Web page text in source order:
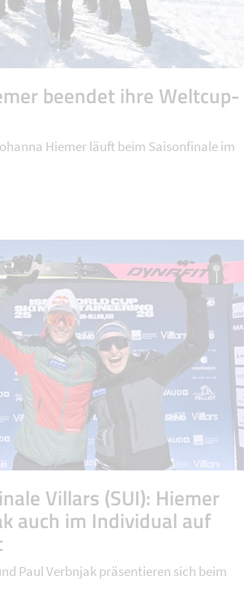
beendet ihre Weltcup-
Hiemer läuft beim Saisonfinale im
Villars (SUI): Hiemer
auch im Individual auf
Paul Verbnjak präsentieren sich beim